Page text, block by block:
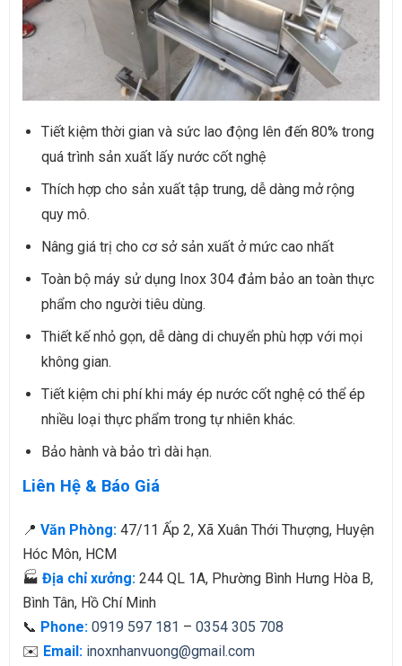
Tiết kiệm thời gian và sức lao động lên đến 80% trong
quá trình sản xuất lấy nước cốt nghệ
Thích hợp cho sản xuất tập trung, dễ dàng mở rộng
quy mô.
Nâng giá trị cho cơ sở sản xuất ở mức cao nhất
Toàn bộ máy sử dụng Inox 304 đảm bảo an toàn thực
phẩm cho người tiêu dùng.
Thiết kế nhỏ gọn, dễ dàng di chuyển phù hợp với mọi
không gian.
Tiết kiệm chi phí khi máy ép nước cốt nghệ có thể ép
nhiều loại thực phẩm trong tự nhiên khác.
Bảo hành và bảo trì dài hạn.
Liên Hệ & Báo Giá
📍 Văn Phòng:47/11 Ấp 2, Xã Xuân Thới Thượng, Huyện
Hóc Môn, HCM
🏭 Địa chỉ xưởng:244 QL 1A, Phường Bình Hưng Hòa B,
Bình Tân, Hồ Chí Minh
📞 Phone: 0919 597 181 – 0354 305 708
✉️ Email: inoxnhanvuong@gmail.com